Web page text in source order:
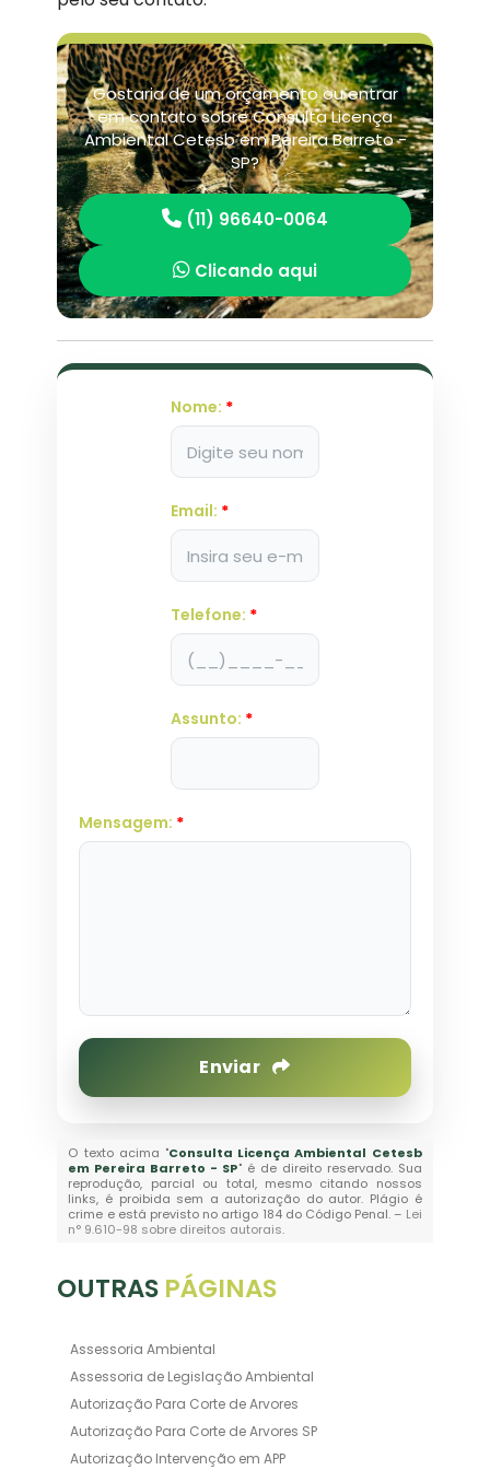
Gostaria de um orçamento ou entrar
em contato sobre Consulta Licença
Ambiental Cetesb em Pereira Barreto -
SP?
(11) 96640-0064
Clicando aqui
Nome: *
Email: *
Telefone: *
Assunto: *
Mensagem: *
Enviar
O texto acima "Consulta Licença Ambiental Cetesb
em Pereira Barreto - SP" é de direito reservado. Sua
reprodução, parcial ou total, mesmo citando nossos
links, é proibida sem a autorização do autor. Plágio é
crime e está previsto no artigo 184 do Código Penal. – Lei
n° 9.610-98 sobre direitos autorais.
OUTRAS PÁGINAS
Assessoria Ambiental
Assessoria de Legislação Ambiental
Autorização Para Corte de Arvores
Autorização Para Corte de Arvores SP
Autorização Intervenção em APP